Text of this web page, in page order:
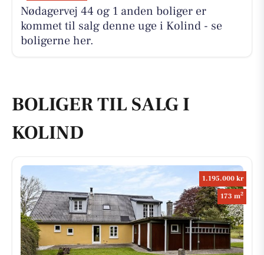
Nødagervej 44 og 1 anden boliger er
kommet til salg denne uge i Kolind - se
boligerne her.
BOLIGER TIL SALG I
KOLIND
1.195.000 kr
173 m2